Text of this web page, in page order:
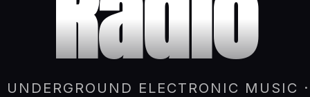
UNDERGROUND ELECTRONIC MUSIC